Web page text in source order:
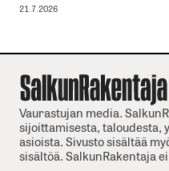
21.7.2026
Vaurastujan media.
sijoittamisesta, taloudesta,
asioista. Sivusto sisältää
sisältöä. SalkunRakentaja